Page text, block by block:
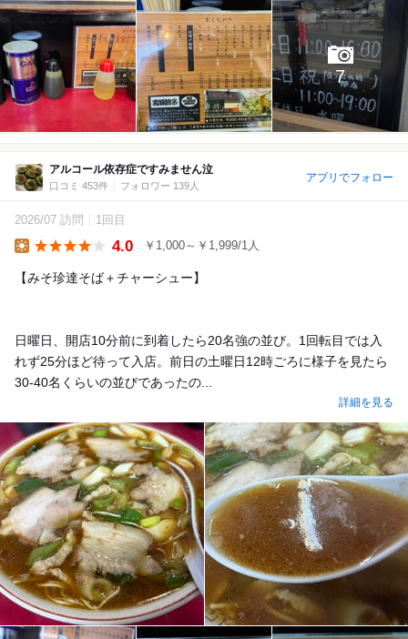
7
アルコール依存症ですみません泣
口コミ 453件 フォロワー 139人
アプリでフォロー
2026/07 訪問 1回目
4.0 ￥1,000～￥1,999/1人
【みそ珍達そば＋チャーシュー】
日曜日、開店10分前に到着したら20名強の並び。1回転目では入
れず25分ほど待って入店。前日の土曜日12時ごろに様子を見たら
30-40名くらいの並びであったの...
詳細を見る